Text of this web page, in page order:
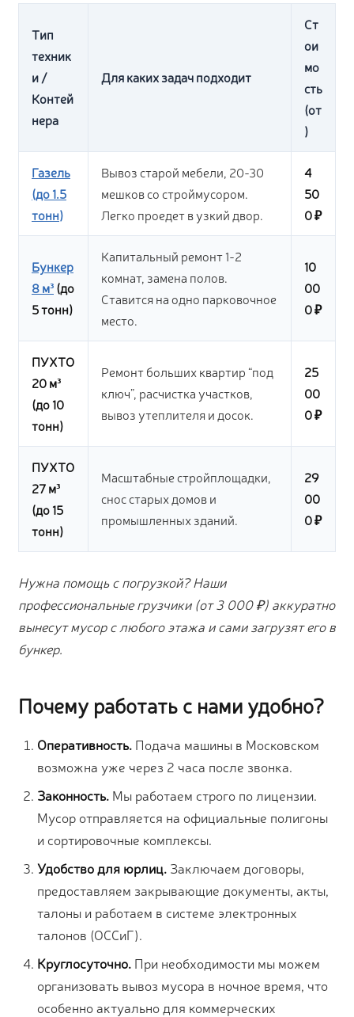
Тип
техник
и /
Контей
нера
Для каких задач подходит
Ст
ои
мо
сть
(от
)
Газель
(до 1.5
тонн)
Вывоз старой мебели, 20-30
мешков со строймусором.
Легко проедет в узкий двор.
4
50
0 ₽
Бункер
8 м³(до
5 тонн)
Капитальный ремонт 1-2
комнат, замена полов.
Ставится на одно парковочное
место.
10
00
0 ₽
ПУХТО
20 м³
(до 10
тонн)
Ремонт больших квартир “под
ключ”, расчистка участков,
вывоз утеплителя и досок.
25
00
0 ₽
ПУХТО
27 м³
(до 15
тонн)
Масштабные стройплощадки,
снос старых домов и
промышленных зданий.
29
00
0 ₽
Нужна помощь с погрузкой? Наши
профессиональные грузчики (от 3 000 ₽) аккуратно
вынесут мусор с любого этажа и сами загрузят его в
бункер.
Почему работать с нами удобно?
Оперативность. Подача машины в Московском
возможна уже через 2 часа после звонка.
Законность. Мы работаем строго по лицензии.
Мусор отправляется на официальные полигоны
и сортировочные комплексы.
Удобство для юрлиц. Заключаем договоры,
предоставляем закрывающие документы, акты,
талоны и работаем в системе электронных
талонов (ОССиГ).
Круглосуточно. При необходимости мы можем
организовать вывоз мусора в ночное время, что
особенно актуально для коммерческих